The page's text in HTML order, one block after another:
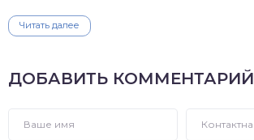
Читать далее
ДОБАВИТЬ КОММЕНТАРИЙ